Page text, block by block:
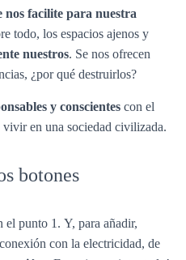
nos facilite para nuestra
todo, los espacios ajenos y
nuestros. Se nos ofrecen
¿por qué destruirlos?
y conscientes con el
en una sociedad civilizada.
botones
el punto 1. Y, para añadir,
con la electricidad, de